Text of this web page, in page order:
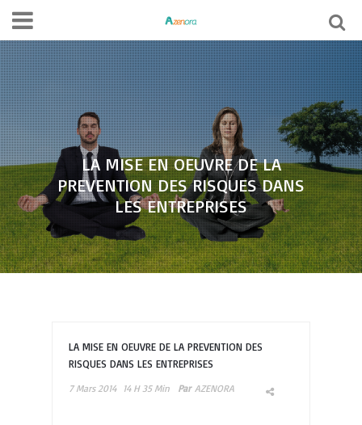
LA MISE EN OEUVRE DE LA
PREVENTION DES RISQUES DANS
LES ENTREPRISES
LA MISE EN OEUVRE DE LA PREVENTION DES
RISQUES DANS LES ENTREPRISES
7 Mars 2014 14 H 35 Min Par AZENORA